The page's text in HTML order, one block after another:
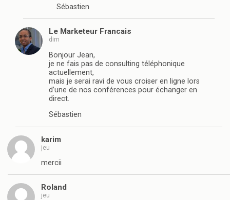
Sébastien
Le Marketeur Francais
dim
Bonjour Jean,
je ne fais pas de consulting téléphonique
actuellement,
mais je serai ravi de vous croiser en ligne lors
d’une de nos conférences pour échanger en
direct.
Sébastien
karim
jeu
mercii
Roland
jeu